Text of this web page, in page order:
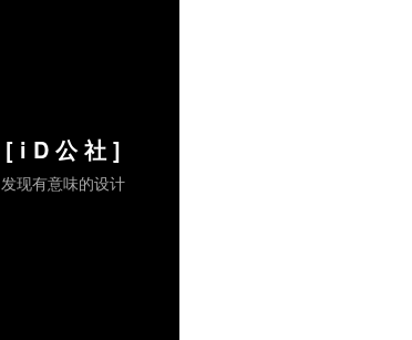
[ i D 公 社 ]
发现有意味的设计